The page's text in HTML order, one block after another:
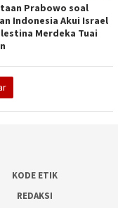
Prabowo soal
Indonesia Akui Israel
Merdeka Tuai
KODE ETIK
REDAKSI